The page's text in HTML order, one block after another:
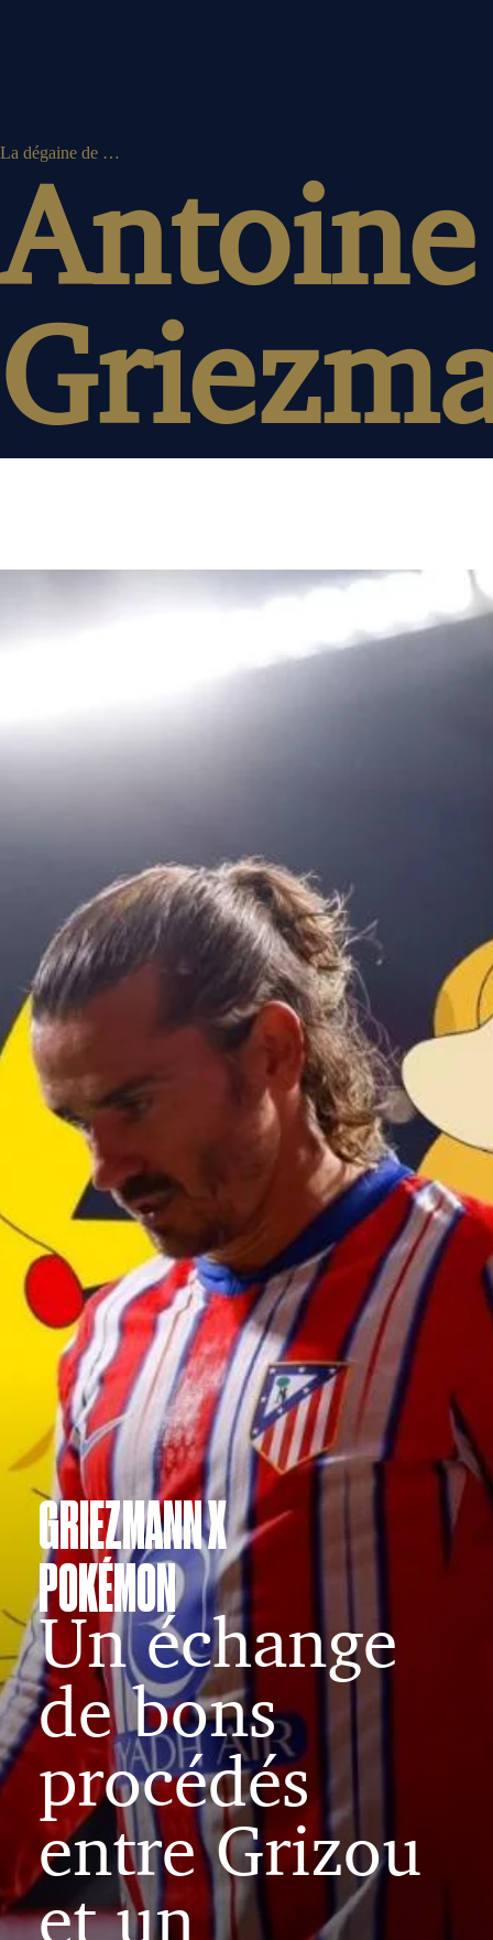
La dégaine de …
Antoine
GRIEZMANN X
POKÉMON
Un échange
de bons
procédés
entre Grizou
et un